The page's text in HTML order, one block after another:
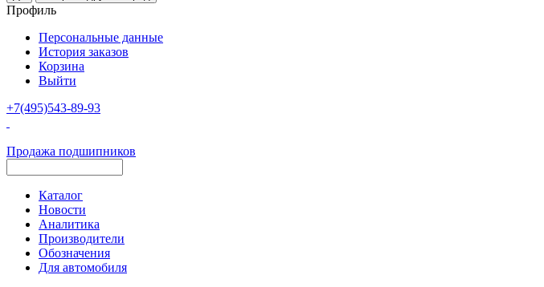
Профиль
Персональные данные
История заказов
Корзина
Выйти
+7(495)543-89-93
Продажа подшипников
Каталог
Новости
Аналитика
Производители
Обозначения
Для автомобиля